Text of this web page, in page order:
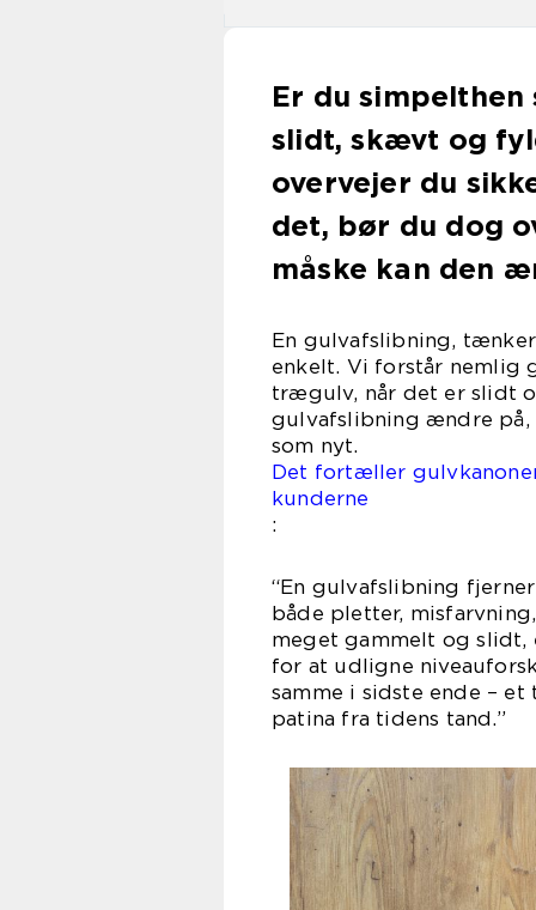
Er du
slidt, skævt og
overvejer du
det, bør du dog
måske kan den
En gulvafslibning,
enkelt. Vi forstår nemlig
trægulv, når det er slidt
gulvafslibning ændre
som nyt.
Det fortæller
kunderne
:
“En gulvafslibning
både pletter,
meget gammelt og slidt,
for at udligne
samme i sidste ende –
patina fra tidens tand.”